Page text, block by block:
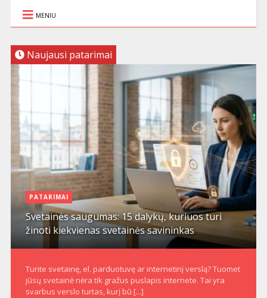
MENIU
Naujausi patarimai
PATARIMAI
Svetainės saugumas: 15 dalykų, kuriuos turi
žinoti kiekvienas svetainės savininkas
Turite svetainę, el. parduotuvę ar internetinį verslą? Tuomet
jūsų svetainė nėra tik gražus puslapis internete. Tai yra
svarbus verslo turtas, kurį bū [...]